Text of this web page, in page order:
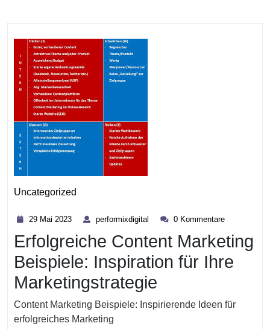
Uncategorized
29 Mai 2023
2023
performixdigital performixdigital
0 Kommentare
Erfolgreiche Content Marketing
Beispiele: Inspiration für Ihre
Marketingstrategie
Content Marketing Beispiele: Inspirierende Ideen für
erfolgreiches Marketing